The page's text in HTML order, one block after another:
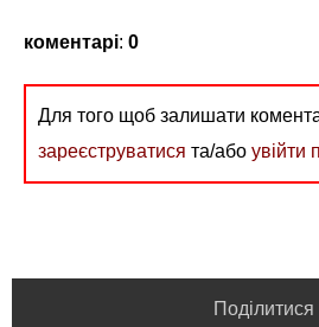
коментарі: 0
Для того щоб залишати
зареєструватися та/або увійти
Поділитися